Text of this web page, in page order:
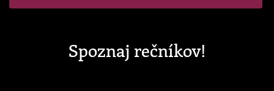
Spoznaj rečníkov!